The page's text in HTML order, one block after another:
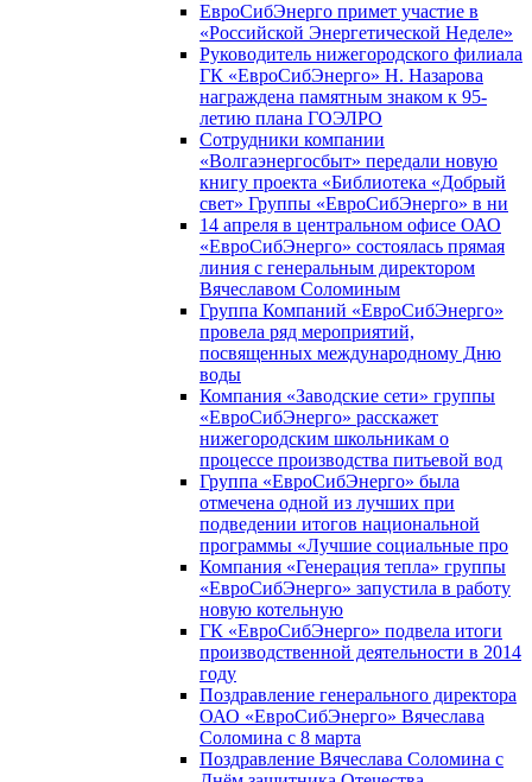
ЕвроСибЭнерго примет участие в
«Российской Энергетической Неделе»
Руководитель нижегородского филиала
ГК «ЕвроСибЭнерго» Н. Назарова
награждена памятным знаком к 95-
летию плана ГОЭЛРО
Сотрудники компании
«Волгаэнергосбыт» передали новую
книгу проекта «Библиотека «Добрый
свет» Группы «ЕвроСибЭнерго» в ни
14 апреля в центральном офисе ОАО
«ЕвроСибЭнерго» состоялась прямая
линия с генеральным директором
Вячеславом Соломиным
Группа Компаний «ЕвроСибЭнерго»
провела ряд мероприятий,
посвященных международному Дню
воды
Компания «Заводские сети» группы
«ЕвроСибЭнерго» расскажет
нижегородским школьникам о
процессе производства питьевой вод
Группа «ЕвроСибЭнерго» была
отмечена одной из лучших при
подведении итогов национальной
программы «Лучшие социальные про
Компания «Генерация тепла» группы
«ЕвроСибЭнерго» запустила в работу
новую котельную
ГК «ЕвроСибЭнерго» подвела итоги
производственной деятельности в 2014
году
Поздравление генерального директора
ОАО «ЕвроСибЭнерго» Вячеслава
Соломина с 8 марта
Поздравление Вячеслава Соломина с